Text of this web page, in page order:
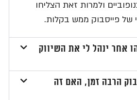
ולמרות זאת הצליחו
ממש בקלות.
ינהל לי את השיווק
זמן, האם זה